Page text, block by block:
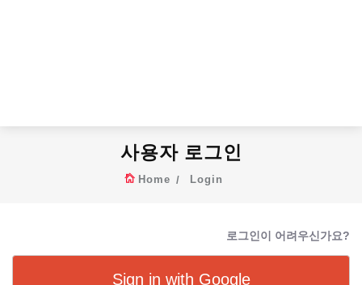
사용자 로그인
Home Login
로그인이 어려우신가요?
Sign in with Google